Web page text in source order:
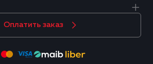
Оплатить заказ